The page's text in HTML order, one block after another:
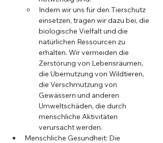
Indem wir uns für den Tierschutz
einsetzen, tragen wir dazu bei, die
biologische Vielfalt und die
natürlichen Ressourcen zu
erhalten. Wir vermeiden die
Zerstörung von Lebensräumen,
die Übernutzung von Wildtieren,
die Verschmutzung von
Gewässern und anderen
Umweltschäden, die durch
menschliche Aktivitäten
verursacht werden.
Menschliche Gesundheit: Die